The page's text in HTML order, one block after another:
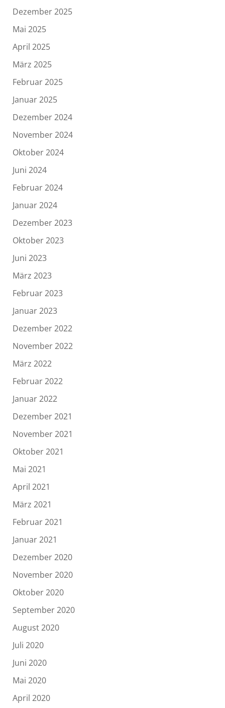
Dezember 2025
Mai 2025
April 2025
März 2025
Februar 2025
Januar 2025
Dezember 2024
November 2024
Oktober 2024
Juni 2024
Februar 2024
Januar 2024
Dezember 2023
Oktober 2023
Juni 2023
März 2023
Februar 2023
Januar 2023
Dezember 2022
November 2022
März 2022
Februar 2022
Januar 2022
Dezember 2021
November 2021
Oktober 2021
Mai 2021
April 2021
März 2021
Februar 2021
Januar 2021
Dezember 2020
November 2020
Oktober 2020
September 2020
August 2020
Juli 2020
Juni 2020
Mai 2020
April 2020